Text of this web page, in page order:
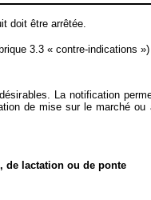
doit être arrêtée.
3.3 « contre-indications »)
La notification
de mise sur le marché
de lactation ou de ponte